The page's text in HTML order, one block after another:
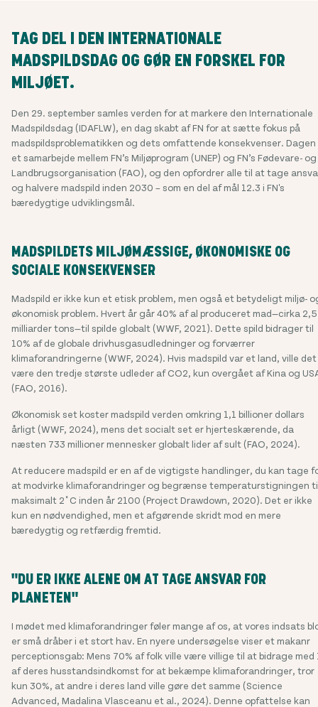
TAG DEL I DEN INTERNATIONALE
MADSPILDSDAG OG GØR EN FORSKEL FOR
MILJØET.
Den 29. september samles verden for at markere den Internationale
Madspildsdag (IDAFLW), en dag skabt af FN for at sætte fokus på
madspildsproblematikken og dets omfattende konsekvenser. Dagen
et samarbejde mellem FN’s Miljøprogram (UNEP) og FN’s Fødevare- og
Landbrugsorganisation (FAO), og den opfordrer alle til at tage
og halvere madspild inden 2030 – som en del af mål 12.3 i FN's
bæredygtige udviklingsmål.
MADSPILDETS MILJØMÆSSIGE, ØKONOMISKE OG
SOCIALE KONSEKVENSER
Madspild er ikke kun et etisk problem, men også et betydeligt miljø-
økonomisk problem. Hvert år går 40% af al produceret mad—cirka 2,5
milliarder tons—til spilde globalt (WWF, 2021). Dette spild bidrager til
10% af de globale drivhusgasudledninger og forværrer
klimaforandringerne (WWF, 2024). Hvis madspild var et land, ville det
være den tredje største udleder af CO2, kun overgået af Kina og
(FAO, 2016).
Økonomisk set koster madspild verden omkring 1,1 billioner dollars
årligt (WWF, 2024), mens det socialt set er hjerteskærende, da
næsten 733 millioner mennesker globalt lider af sult (FAO, 2024).
At reducere madspild er en af de vigtigste handlinger, du kan tage
at modvirke klimaforandringer og begrænse temperaturstigningen
maksimalt 2˚C inden år 2100 (Project Drawdown, 2020). Det er ikke
kun en nødvendighed, men et afgørende skridt mod en mere
bæredygtig og retfærdig fremtid.
"DU ER IKKE ALENE OM AT TAGE ANSVAR FOR
PLANETEN"
I mødet med klimaforandringer føler mange af os, at vores indsats
er små dråber i et stort hav. En nyere undersøgelse viser et makanr
perceptionsgab: Mens 70% af folk ville være villige til at bidrage med
af deres husstandsindkomst for at bekæmpe klimaforandringer, tror
kun 30%, at andre i deres land ville gøre det samme (Science
Advanced, Madalina Vlasceanu et al., 2024). Denne opfattelse kan